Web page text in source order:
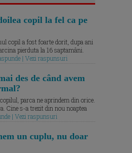
copil la fel ca pe
copil a fost foarte dorit, dupa ani
pierduta la 16 saptamâni.
| Vezi raspunsuri
des de când avem
parca ne aprindem din orice.
Cine s-a trezit din nou noaptea
| Vezi raspunsuri
un cuplu, nu doar